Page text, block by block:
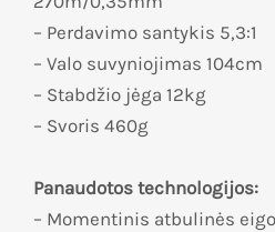
– Perdavimo santykis 5,3:1
– Valo suvyniojimas 104cm
– Stabdžio jėga 12kg
– Svoris 460g
Panaudotos technologijos:
– Momentinis atbulinės